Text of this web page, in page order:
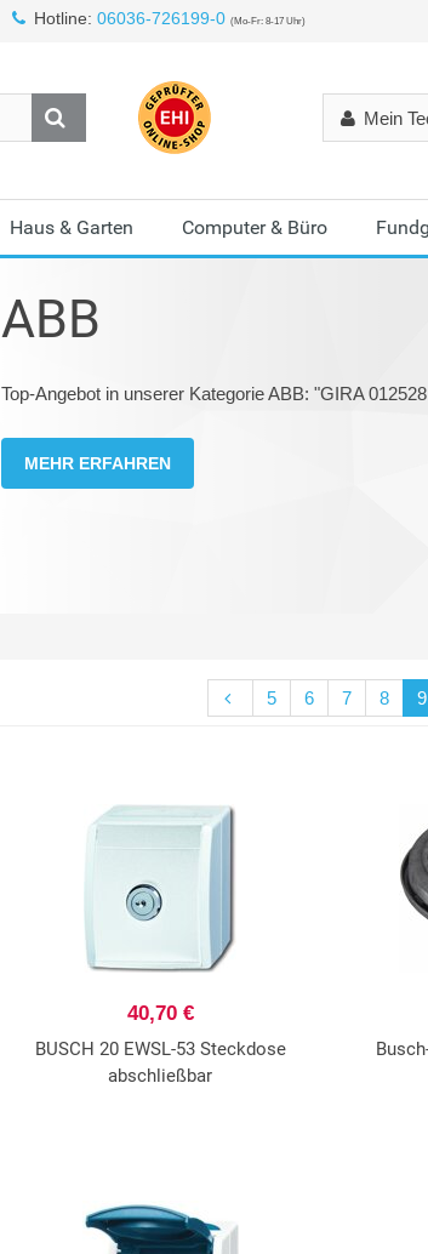
Hotline: 06036-726199-0 (Mo-Fr: 8-17 Uhr)
Mein
Haus & Garten Computer & Büro
ABB
Top-Angebot in unserer Kategorie ABB: "GIRA
MEHR ERFAHREN
5 6 7 8 9
40,70 €
BUSCH 20 EWSL-53 Steckdose
abschließbar